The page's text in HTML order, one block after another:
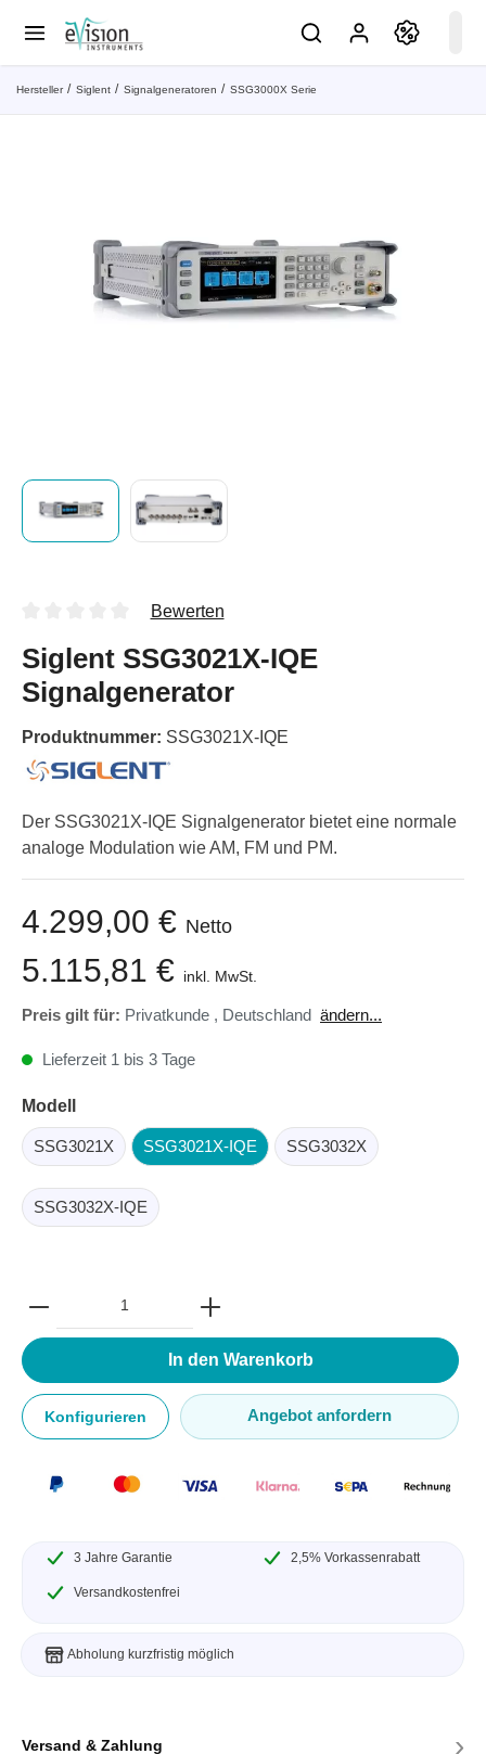
Hersteller Siglent Signalgeneratoren SSG3000X Serie
Bewerten
Siglent SSG3021X-IQE
Signalgenerator
Produktnummer: SSG3021X-IQE
Der SSG3021X-IQE Signalgenerator bietet eine normale
analoge Modulation wie AM, FM und PM.
4.299,00 € Netto
5.115,81 € inkl. MwSt.
Preis gilt für: Privatkunde , Deutschland ändern...
Lieferzeit 1 bis 3 Tage
Modell
SSG3021X SSG3021X-IQE SSG3032X
SSG3032X-IQE
In den Warenkorb
Konfigurieren Angebot anfordern
3 Jahre Garantie 2,5% Vorkassenrabatt
Versandkostenfrei
Abholung kurzfristig möglich
Versand & Zahlung ›